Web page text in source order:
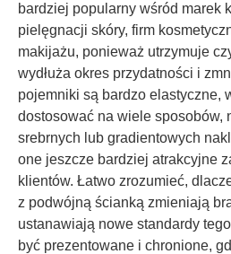
bardziej popularny wśród marek
pielęgnacji skóry, firm
makijażu, ponieważ utrzymuje
wydłuża okres przydatności i
pojemniki są bardzo elastyczne,
dostosować na wiele sposobów,
srebrnych lub gradientowych
one jeszcze bardziej atrakcyjne
klientów. Łatwo zrozumieć,
z podwójną ścianką zmieniają
ustanawiają nowe standardy
być prezentowane i chronione,